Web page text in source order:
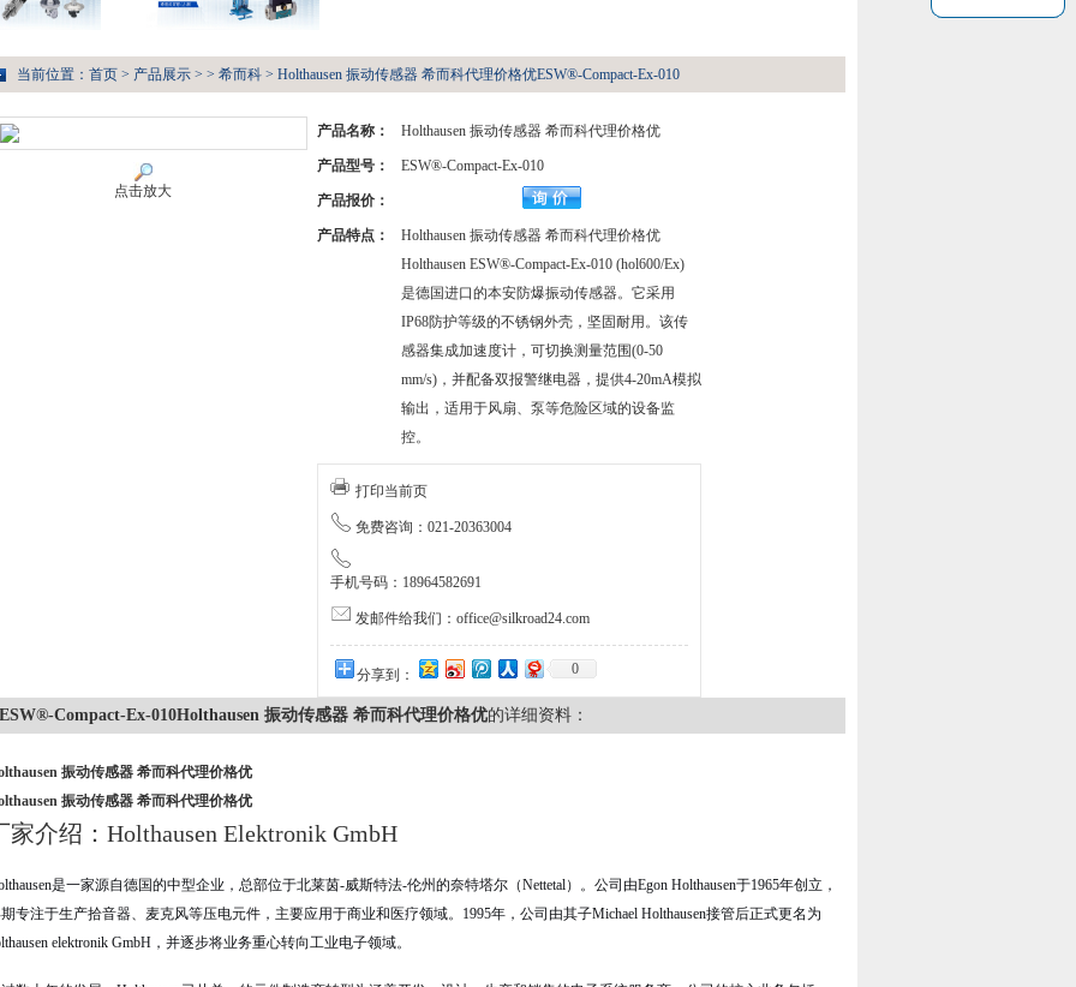
当前位置： 首页 > 产品展示 > > 希而科 > Holthausen 振动传感器 希而科代理价格优ESW®-Compact-Ex-010
点击放大
产品名称： Holthausen 振动传感器 希而科代理价格优
产品型号： ESW®-Compact-Ex-010
产品报价：
产品特点：
Holthausen 振动传感器 希而科代理价格优
Holthausen ESW®-Compact-Ex-010 (hol600/Ex)
是德国进口的本安防爆振动传感器。它采用
IP68防护等级的不锈钢外壳，坚固耐用。该传
感器集成加速度计，可切换测量范围(0-50
mm/s)，并配备双报警继电器，提供4-20mA模拟
输出，适用于风扇、泵等危险区域的设备监
控。
打印当前页
免费咨询：021-20363004
手机号码：18964582691
发邮件给我们：office@silkroad24.com
分享到： 0
ESW®-Compact-Ex-010Holthausen 振动传感器 希而科代理价格优的详细资料：
振动传感器 希而科代理价格优
振动传感器 希而科代理价格优
家介绍：Holthausen Elektronik GmbH
是一家源自德国的中型企业，总部位于北莱茵-威斯特法-伦州的奈特塔尔（Nettetal） 。公司由Egon Holthausen于1965年创立，
专注于生产拾音器、麦克风等压电元件，主要应用于商业和医疗领域。1995年，公司由其子Michael Holthausen接管后正式更名为
elektronik GmbH，并逐步将业务重心转向工业电子领域。